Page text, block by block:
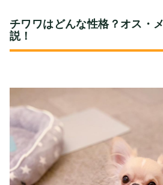
チワワはどんな性格？オス・
説！